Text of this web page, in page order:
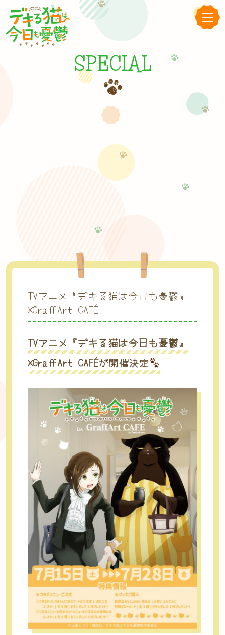
SPECIAL
TVアニメ『デキる猫は今日も憂鬱』
×GraffArt CAFÉ
TVアニメ『デキる猫は今日も憂鬱』
×GraffArt CAFÉが開催決定